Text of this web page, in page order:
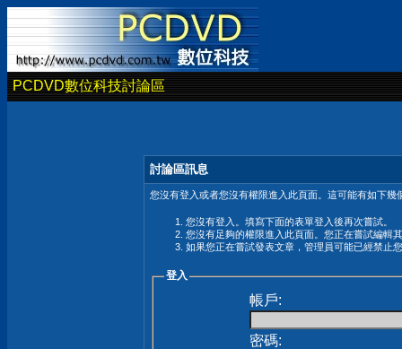
PCDVD數位科技討論區
討論區訊息
您沒有登入或者您沒有權限進入此頁面。這可能有如下幾
您沒有登入。填寫下面的表單登入後再次嘗試。
您沒有足夠的權限進入此頁面。您正在嘗試編輯
如果您正在嘗試發表文章，管理員可能已經禁止
登入
帳戶:
密碼: